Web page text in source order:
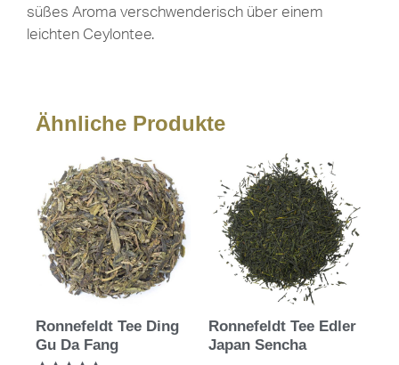
süßes Aroma verschwenderisch über einem
leichten Ceylontee.
Ähnliche Produkte
Ronnefeldt Tee Ding
Gu Da Fang
Ronnefeldt Tee Edler
Japan Sencha